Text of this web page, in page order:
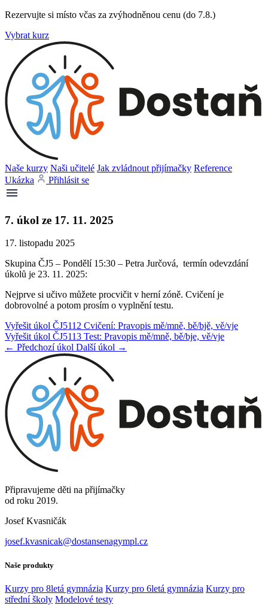
Rezervujte si místo včas za zvýhodněnou cenu (do 7.8.)
Vybrat kurz
Naše kurzy Naši učitelé Jak zvládnout přijímačky Reference
Ukázka
Přihlásit se
7. úkol ze 17. 11. 2025
17. listopadu 2025
Skupina ČJ5 – Pondělí 15:30 – Petra Jurčová, termín odevzdání
úkolů je 23. 11. 2025:
Nejprve si učivo můžete procvičit v herní zóně. Cvičení je
dobrovolné a potom prosím o vyplnění testu.
Vyřešit úkol ČJ5112 Cvičení: Pravopis mě/mně, bě/bjě, vě/vje
Vyřešit úkol ČJ5113 Test: Pravopis mě/mně, bě/bje, vě/vje
← Předchozí úkol Další úkol →
Připravujeme děti na přijímačky
od roku 2019.
Josef Kvasničák
josef.kvasnicak@dostansenagympl.cz
Naše produkty
Kurzy pro 8letá gymnázia Kurzy pro 6letá gymnázia Kurzy pro
střední školy Modelové testy